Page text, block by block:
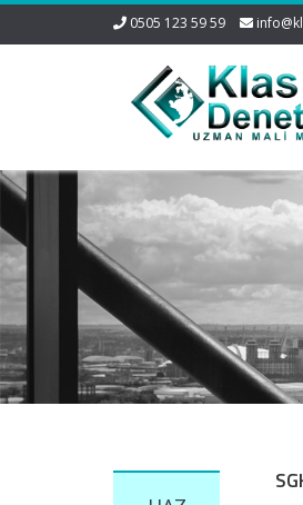
0505 123 59 59